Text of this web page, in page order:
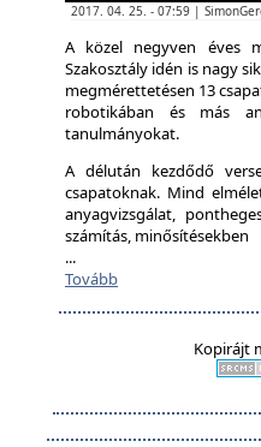
2017. 04. 25. - 07:59 |
A közel negyven éves
Szakosztály idén is nagy
megmérettetésen 13
robotikában és más
tanulmányokat.
A délután kezdődő
csapatoknak. Mind
anyagvizsgálat,
számítás, minősítésekben
...
Tovább
Kopirájt